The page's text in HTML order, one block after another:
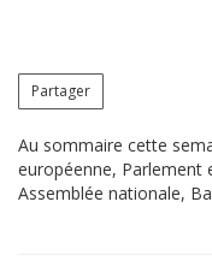
Partager
Au sommaire cette
européenne, Parlement
Assemblée nationale,